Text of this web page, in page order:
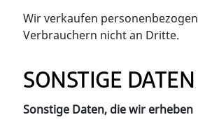
Wir verkaufen
Verbrauchern nicht an Dritte.
SONSTIGE DATEN
Sonstige Daten, die wir erheben